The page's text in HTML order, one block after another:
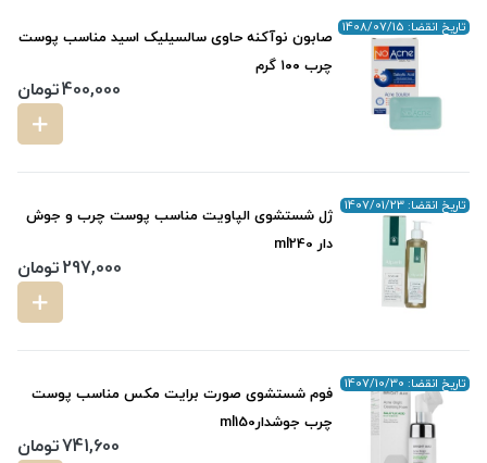
تاریخ انقضا: 1408/07/15
صابون نوآکنه حاوی سالسیلیک اسید مناسب پوست
چرب ۱۰۰ گرم
400,000تومان
تاریخ انقضا: 1407/01/23
ژل شستشوی الپاویت مناسب پوست چرب و جوش
دار ml240
297,000تومان
تاریخ انقضا: 1407/10/30
فوم شستشوی صورت برایت مکس مناسب پوست
چرب جوشدارml150
741,600تومان